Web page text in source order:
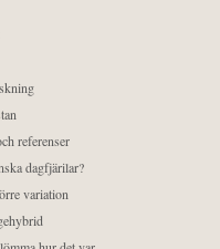
referenser
dagfjärilar?
variation